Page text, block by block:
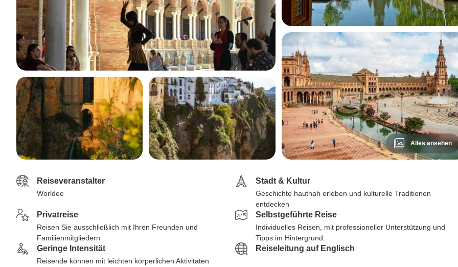
Alles ansehen
Reiseveranstalter
Worldee
Stadt & Kultur
Geschichte hautnah erleben und kulturelle Traditionen
entdecken
Privatreise
Reisen Sie ausschließlich mit Ihren Freunden und
Familienmitgliedern
Selbstgeführte Reise
Individuelles Reisen, mit professioneller Unterstützung und
Tipps im Hintergrund.
Geringe Intensität
Reisende können mit leichten körperlichen Aktivitäten
Reiseleitung auf Englisch